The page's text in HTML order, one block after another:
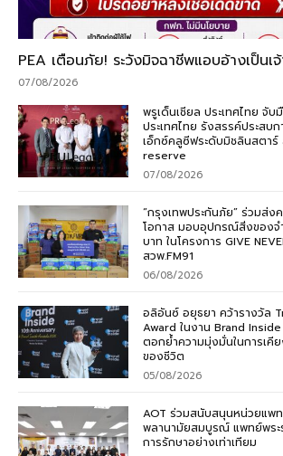
PEA เตือนภัย! ระวังมิจฉาชีพแอบอ้างเป็นเ
07/08/2026
พรูเด็นเชียล ประเทศไทย จั
ประเทศไทย รังสรรค์ประส
เอ็กซ์คลูซีฟระดับมิชลินสตาร์
reserve
07/08/2026
“กรุงเทพประกันภัย” ร่วมส่ง
โอกาส มอบอุปกรณ์สิ่งของจ
บาท ในโครงการ GIVE
สวพ.FM91
06/08/2026
อลิอันซ์ อยุธยา คว้ารางวัล
Award ในงาน Brand
ตอกย้ำความมุ่งมั่นในการเคี
ของชีวิต
05/08/2026
AOT ร่วมสนับสนุนหน่วยแพท
พลานามัยสมบูรณ์ แพทย์พระ
การรักษาอย่างเท่าเทียม